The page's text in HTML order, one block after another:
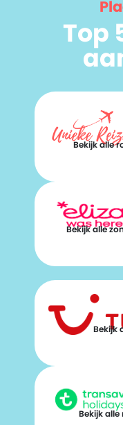
Top
Bekijk alle
Bekijk alle
Bekijk
Bekijk